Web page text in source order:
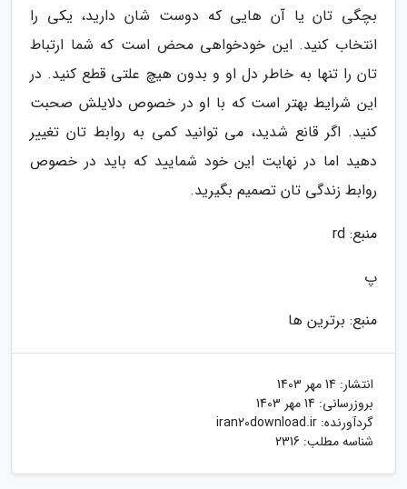
بچگی تان یا آن هایی که دوست شان دارید، یکی را
انتخاب کنید. این خودخواهی محض است که شما ارتباط
تان را تنها به خاطر دل او و بدون هیچ علتی قطع کنید. در
این شرایط بهتر است که با او در خصوص دلایلش صحبت
کنید. اگر قانع شدید، می توانید کمی به روابط تان تغییر
دهید اما در نهایت این خود شمایید که باید در خصوص
روابط زندگی تان تصمیم بگیرید.
منبع: rd
پ
منبع: برترین ها
انتشار: 14 مهر 1403
بروزرسانی: 14 مهر 1403
گردآورنده: iran20download.ir
شناسه مطلب: 2316